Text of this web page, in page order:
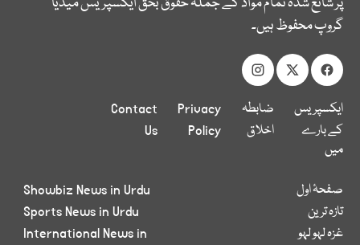
گروپ محفوظ ہیں۔
ایکسپریس
کے بارے
میں
ضابطہ
اخلاق
Privacy
Policy
Contact
Us
صفحۂ اول
تازہ ترین
غزہ لہو لہو
Showbiz News in Urdu
Sports News in Urdu
International News in